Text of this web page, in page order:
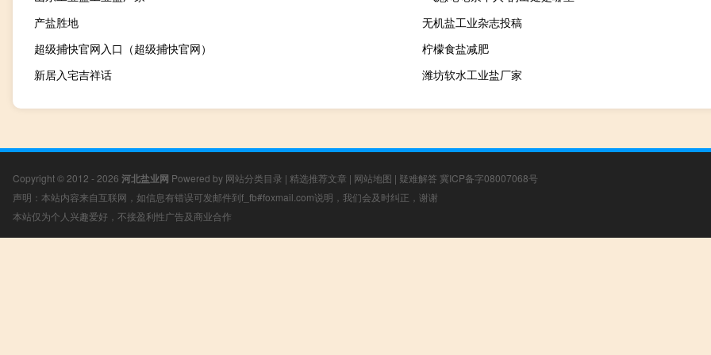
产盐胜地
无机盐工业杂志投稿
超级捕快官网入口（超级捕快官网）
柠檬食盐减肥
新居入宅吉祥话
潍坊软水工业盐厂家
Copyright © 2012 - 2026 河北盐业网 Powered by 网站分类目录 | 精选推荐文章 | 网站地图 | 疑难解答 冀ICP备字08007068号
声明：本站内容来自互联网，如信息有错误可发邮件到f_fb#foxmail.com说明，我们会及时纠正，谢谢
本站仅为个人兴趣爱好，不接盈利性广告及商业合作